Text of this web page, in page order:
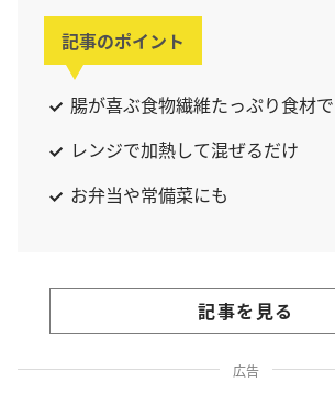
記事のポイント
腸が喜ぶ食物繊維たっぷり食材で
レンジで加熱して混ぜるだけ
お弁当や常備菜にも
記事を見る
広告